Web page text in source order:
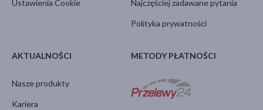
Ustawienia Cookie Najczęściej zadawane pytania
Polityka prywatności
AKTUALNOŚCI
Nasze produkty
Kariera
METODY PŁATNOŚCI